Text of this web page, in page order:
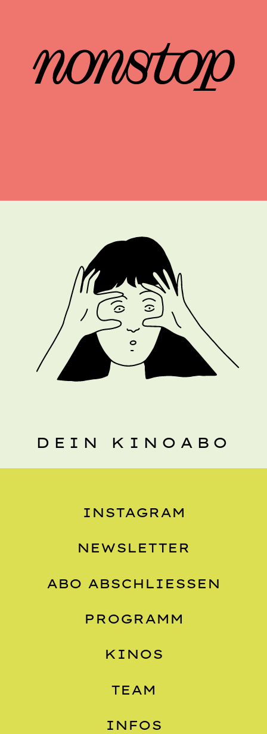
DEIN KINOABO
INSTAGRAM
NEWSLETTER
ABO ABSCHLIESSEN
PROGRAMM
KINOS
TEAM
INFOS